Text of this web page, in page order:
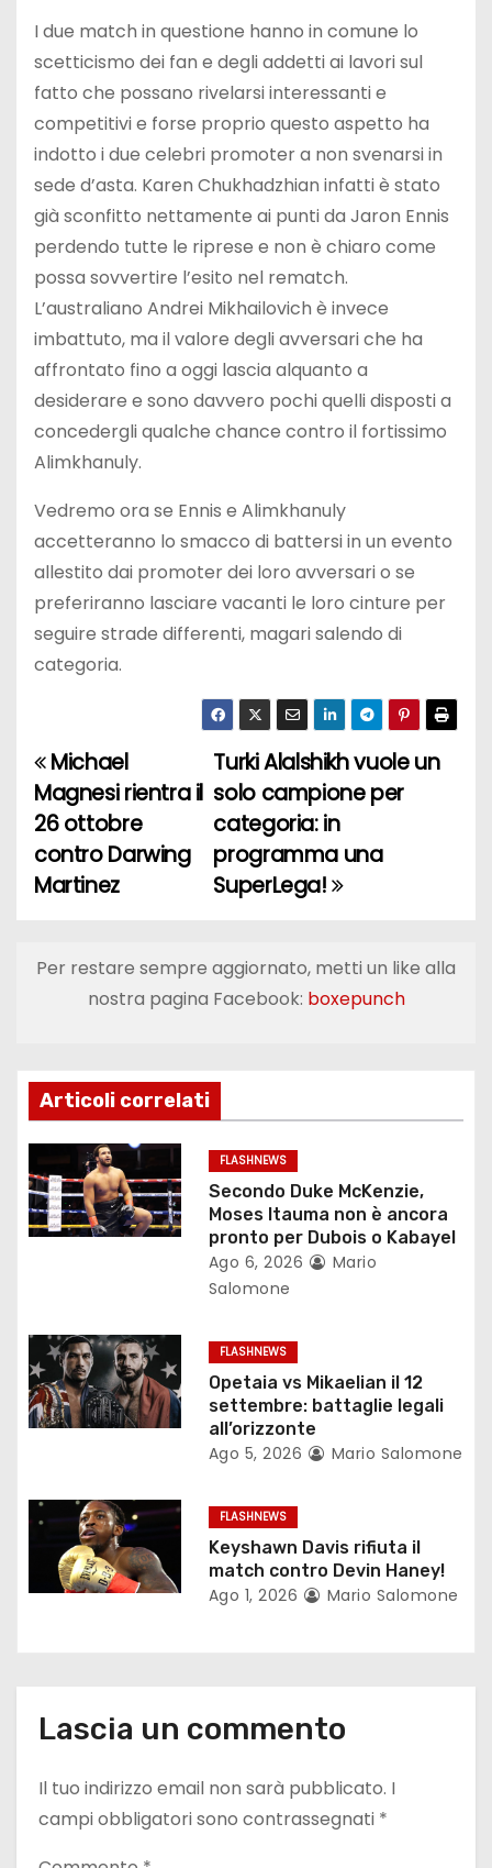
I due match in questione hanno in comune lo
scetticismo dei fan e degli addetti ai lavori sul
fatto che possano rivelarsi interessanti e
competitivi e forse proprio questo aspetto ha
indotto i due celebri promoter a non svenarsi in
sede d’asta. Karen Chukhadzhian infatti è stato
già sconfitto nettamente ai punti da Jaron Ennis
perdendo tutte le riprese e non è chiaro come
possa sovvertire l’esito nel rematch.
L’australiano Andrei Mikhailovich è invece
imbattuto, ma il valore degli avversari che ha
affrontato fino a oggi lascia alquanto a
desiderare e sono davvero pochi quelli disposti a
concedergli qualche chance contro il fortissimo
Alimkhanuly.
Vedremo ora se Ennis e Alimkhanuly
accetteranno lo smacco di battersi in un evento
allestito dai promoter dei loro avversari o se
preferiranno lasciare vacanti le loro cinture per
seguire strade differenti, magari salendo di
categoria.
N
a
v
g
i
o
n
e
r
t
i
o
i
Turki Alalshikh vuole un
solo campione per
categoria: in
programma una
SuperLega!
Michael
Magnesi rientra il
26 ottobre
contro Darwing
Martinez
Per restare sempre aggiornato, metti un like alla
nostra pagina Facebook: boxepunch
Articoli correlati
FLASHNEWS
Secondo Duke McKenzie,
Moses Itauma non è ancora
pronto per Dubois o Kabayel
Ago 6, 2026
Mario
Salomone
FLASHNEWS
Opetaia vs Mikaelian il 12
settembre: battaglie legali
all’orizzonte
Ago 5, 2026 Mario Salomone
FLASHNEWS
Keyshawn Davis rifiuta il
match contro Devin Haney!
Ago 1, 2026 Mario Salomone
Lascia un commento
Il tuo indirizzo email non sarà pubblicato. I
campi obbligatori sono contrassegnati *